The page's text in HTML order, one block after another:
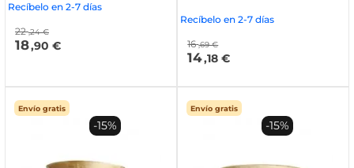
Recíbelo en 2-7 días
22 ,24 €
18,90 €
Recíbelo en 2-7 días
16 ,69 €
14,18 €
Envío gratis
-15%
Envío gratis
-15%